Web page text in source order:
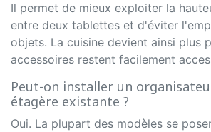
Il permet de mieux exploiter la
entre deux tablettes et d'éviter
objets. La cuisine devient ainsi plus
accessoires restent facilement
Peut-on installer un
étagère existante ?
Oui. La plupart des modèles se